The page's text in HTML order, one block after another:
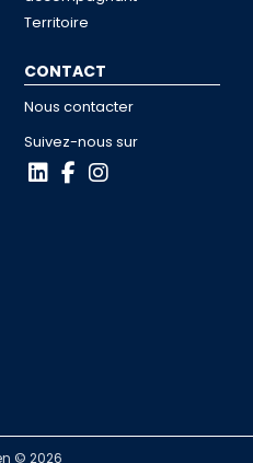
Territoire
CONTACT
Nous contacter
Suivez-nous sur
© 2026